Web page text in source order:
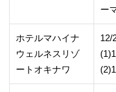
ー
ホテルマハイナ
ウェルネスリゾ
ートオキナワ
12/